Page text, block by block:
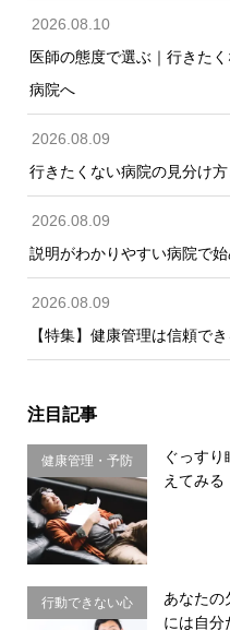
2026.08.10
医師の態度で選ぶ｜行きた
病院へ
2026.08.09
行きたくない病院の見分け
2026.08.09
説明がわかりやすい病院で
2026.08.09
【特集】健康管理は信頼で
注目記事
健康管理・予防
習慣
ぐっす
えてみる
行動できない心
あなたの
には自分